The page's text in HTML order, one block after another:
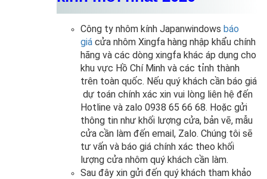
Công ty nhôm kính Japanwindows báo
giá cửa nhôm Xingfa hàng nhập khẩu chính
hãng và các dòng xingfa khác áp dụng cho
khu vực Hồ Chí Minh và các tỉnh thành
trên toàn quốc. Nếu quý khách cần báo giá
dự toán chính xác xin vui lòng liên hệ đến
Hotline và zalo 0938 65 66 68. Hoặc gửi
thông tin như khối lượng cửa, bản vẽ, mẫu
cửa cần làm đến email, Zalo. Chúng tôi sẽ
tư vấn và báo giá chính xác theo khối
lượng cửa nhôm quý khách cần làm.
Sau đây xin gửi đến quý khách tham khảo